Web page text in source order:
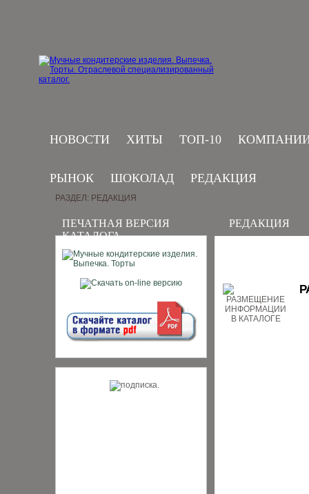
НОВОСТИ ХИТЫ ТОП-10
РЫНОК ШОКОЛАД РЕДАКЦИЯ
ПЕЧАТНАЯ ВЕРСИЯ
КАТАЛОГА
РАЗДЕЛ: РЕДАКЦИЯ
РЕДАКЦИЯ